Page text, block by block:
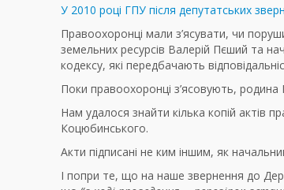
У 2010 році ГПУ після депутатських
Правоохоронці мали з’ясувати, чи
земельних ресурсів Валерій Пєший та
кодексу, які передбачають
Поки правоохоронці з’ясовують, родина
Нам удалося знайти кілька копій актів
Коцюбинського.
Акти підписані не ким іншим, як
І попри те, що на наше звернення до